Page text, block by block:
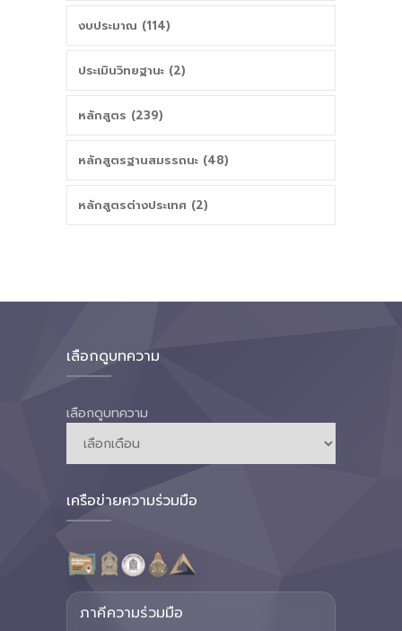
งบประมาณ (114)
ประเมินวิทยฐานะ (2)
หลักสูตร (239)
หลักสูตรฐานสมรรถนะ (48)
หลักสูตรต่างประเทศ (2)
เลือกดูบทความ
เลือกดูบทความ
เครือข่ายความร่วมมือ
ภาคีความร่วมมือ